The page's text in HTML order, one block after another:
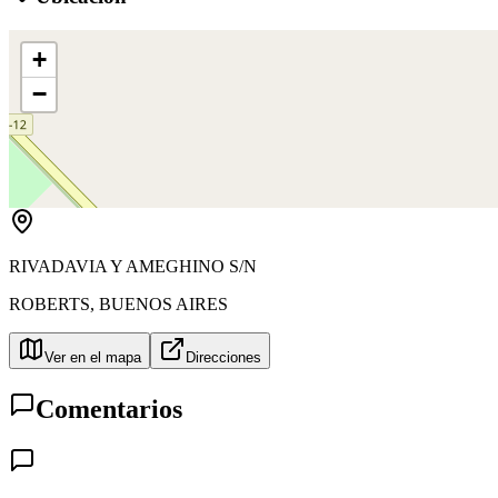
+
−
RIVADAVIA Y AMEGHINO S/N
ROBERTS, BUENOS AIRES
Ver en el mapa Direcciones
Comentarios